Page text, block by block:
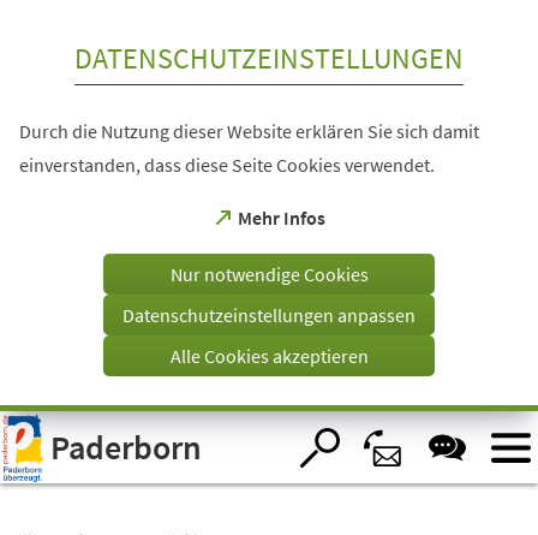
Visuelle
Assistenzsoftware
öffnen.
DATENSCHUTZEINSTELLUNGEN
Durch die Nutzung dieser Website erklären Sie sich damit
einverstanden, dass diese Seite Cookies verwendet.
Mehr Infos
(Öffnet
einem
Tab)
Nur notwendige Cookies
Datenschutzeinstellungen anpassen
Alle Cookies akzeptieren
Paderborn